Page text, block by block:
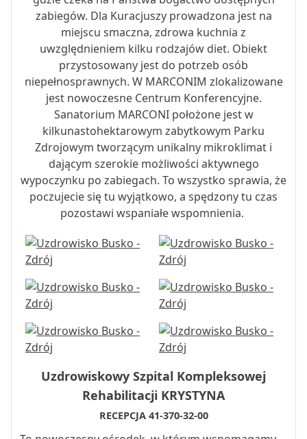
zabiegów. Dla Kuracjuszy prowadzona jest na
miejscu smaczna, zdrowa kuchnia z
uwzględnieniem kilku rodzajów diet. Obiekt
przystosowany jest do potrzeb osób
niepełnosprawnych. W MARCONIM zlokalizowane
jest nowoczesne Centrum Konferencyjne.
Sanatorium MARCONI położone jest w
kilkunastohektarowym zabytkowym Parku
Zdrojowym tworzącym unikalny mikroklimat i
dającym szerokie możliwości aktywnego
wypoczynku po zabiegach. To wszystko sprawia, że
poczujecie się tu wyjątkowo, a spędzony tu czas
pozostawi wspaniałe wspomnienia.
Uzdrowiskowy Szpital Kompleksowej
Rehabilitacji KRYSTYNA
RECEPCJA 41-370-32-00